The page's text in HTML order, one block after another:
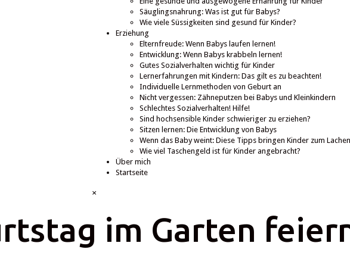
Säuglingsnahrung: Was ist gut für Babys?
Wie viele Süssigkeiten sind gesund für Kinder?
Erziehung
Elternfreude: Wenn Babys laufen lernen!
Entwicklung: Wenn Babys krabbeln lernen!
Gutes Sozialverhalten wichtig für Kinder
Lernerfahrungen mit Kindern: Das gilt es zu beachten!
Individuelle Lernmethoden von Geburt an
Nicht vergessen: Zähneputzen bei Babys und Kleinkindern
Schlechtes Sozialverhalten! Hilfe!
Sind hochsensible Kinder schwieriger zu erziehen?
Sitzen lernen: Die Entwicklung von Babys
Wenn das Baby weint: Diese Tipps bringen Kinder zum Lachen
Wie viel Taschengeld ist für Kinder angebracht?
Über mich
Startseite
×
im Garten